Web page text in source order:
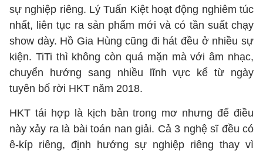
sự nghiệp riêng. Lý Tuấn Kiệt hoạt động nghiêm túc
nhất, liên tục ra sản phẩm mới và có tần suất chạy
show dày. Hồ Gia Hùng cũng đi hát đều ở nhiều sự
kiện. TiTi thì không còn quá mặn mà với âm nhạc,
chuyển hướng sang nhiều lĩnh vực kể từ ngày
tuyên bố rời HKT năm 2018.
HKT tái hợp là kịch bản trong mơ nhưng để điều
này xảy ra là bài toán nan giải. Cả 3 nghệ sĩ đều có
ê-kíp riêng, định hướng sự nghiệp riêng thay vì